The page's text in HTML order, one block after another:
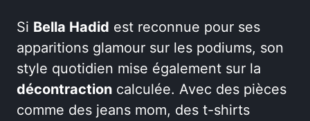
Si Bella Hadid est reconnue pour ses
apparitions glamour sur les podiums, son
style quotidien mise également sur la
décontraction calculée. Avec des pièces
comme des jeans mom, des t-shirts